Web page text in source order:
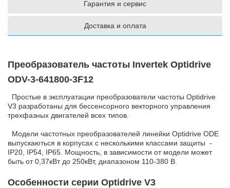
Гарантия и сервис
Доставка и оплата
Преобразователь частоты Invertek Optidrive
ODV-3-641800-3F12
Простые в эксплуатации преобразователи частоты Optidrive
V3 разработаны для бессенсорного векторного управления
трехфазных двигателей всех типов.
Модели частотных преобразователей линейки Optidrive ODE
выпускаються в корпусах с несколькими классами защиты -
IP20, IP54, IP65. Мощность, в зависимости от модели может
быть от 0,37кВт до 250кВт, диапазоном 110-380 В.
Особенности серии Optidrive V3